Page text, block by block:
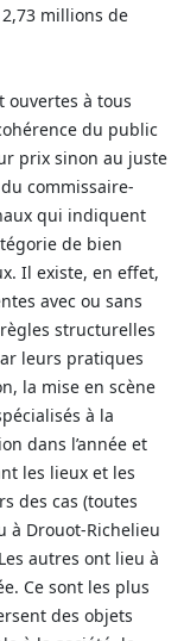
millions de
ouvertes à tous
du public
prix sinon au juste
commissaire-
qui indiquent
de bien
Il existe, en effet,
avec ou sans
structurelles
leurs pratiques
la mise en scène
à la
dans l’année et
les lieux et les
des cas (toutes
à Drouot-Richelieu
autres ont lieu à
Ce sont les plus
des objets